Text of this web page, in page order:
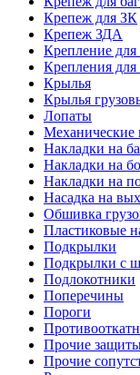
Крепеж для ЗК
Крепеж ЗДА
Крепление для
Крепления
Крылья
Крылья
Лопаты
Механические
Накладки на
Накладки на
Накладки на
Насадка на
Обшивка
Пластиковые
Подкрылки
Подкрылки с
Подлокотники
Поперечины
Пороги
Прочие
Прочие